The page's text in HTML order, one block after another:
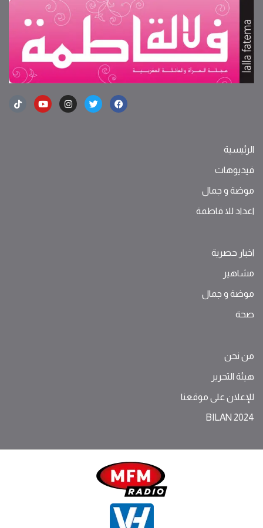
الرئيسية
فيديوهات
موضة ‫و‬ ‫‬‫جمال‬
اعداد للا فاطمة
اخبار حصرية
مشاهير
موضة ‫و‬ ‫‬‫جمال‬
صحة
من نحن
هيئة التحرير
للإعلان على موقعنا
BILAN 2024